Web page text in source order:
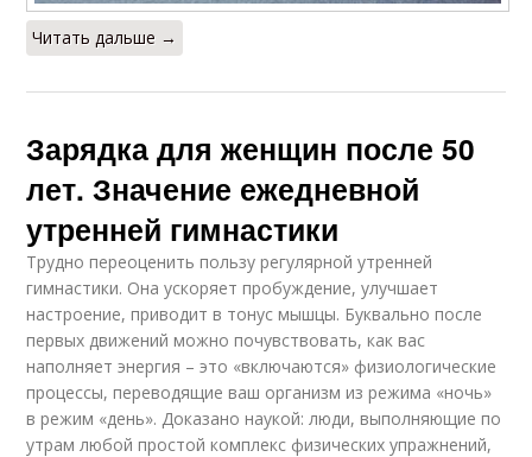
Читать дальше →
Зарядка для женщин после 50
лет. Значение ежедневной
утренней гимнастики
Трудно переоценить пользу регулярной утренней
гимнастики. Она ускоряет пробуждение, улучшает
настроение, приводит в тонус мышцы. Буквально после
первых движений можно почувствовать, как вас
наполняет энергия – это «включаются» физиологические
процессы, переводящие ваш организм из режима «ночь»
в режим «день». Доказано наукой: люди, выполняющие по
утрам любой простой комплекс физических упражнений,